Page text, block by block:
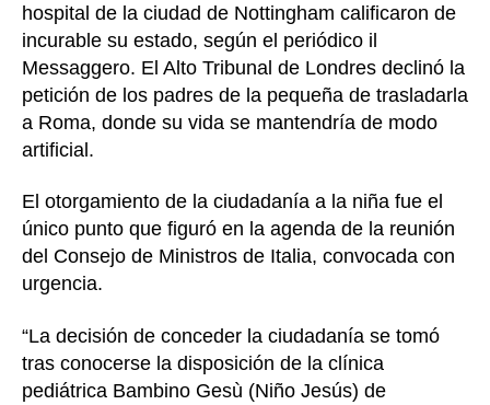
hospital de la ciudad de Nottingham calificaron de
incurable su estado, según el periódico il
Messaggero. El Alto Tribunal de Londres declinó la
petición de los padres de la pequeña de trasladarla
a Roma, donde su vida se mantendría de modo
artificial.
El otorgamiento de la ciudadanía a la niña fue el
único punto que figuró en la agenda de la reunión
del Consejo de Ministros de Italia, convocada con
urgencia.
“La decisión de conceder la ciudadanía se tomó
tras conocerse la disposición de la clínica
pediátrica Bambino Gesù (Niño Jesús) de